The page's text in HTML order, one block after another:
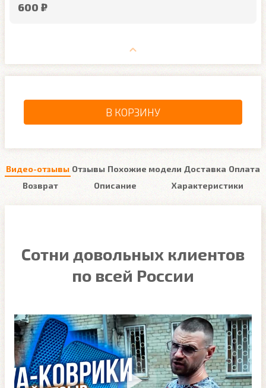
600 ₽
В КОРЗИНУ
Видео-отзывы Отзывы Похожие модели Доставка Оплата
Возврат
Описание Характеристики
Сотни довольных клиентов
по всей России